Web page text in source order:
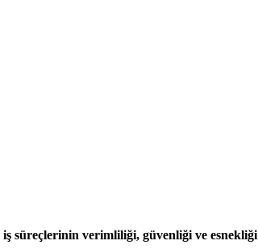
iş süreçlerinin verimliliği, güvenliği ve esnekliği